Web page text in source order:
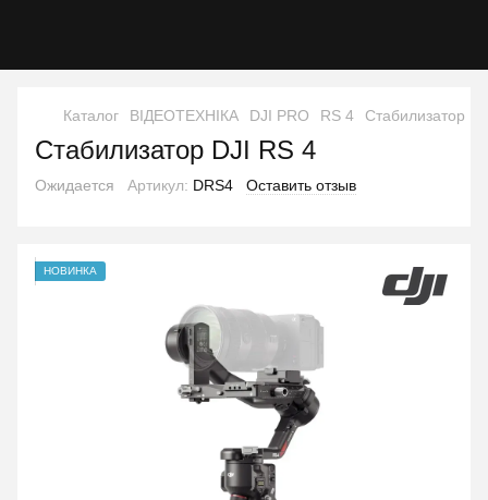
Каталог ВІДЕОТЕХНІКА DJI PRO RS 4 Стабилизатор
Стабилизатор DJI RS 4
Ожидается Артикул: DRS4 Оставить отзыв
НОВИНКА